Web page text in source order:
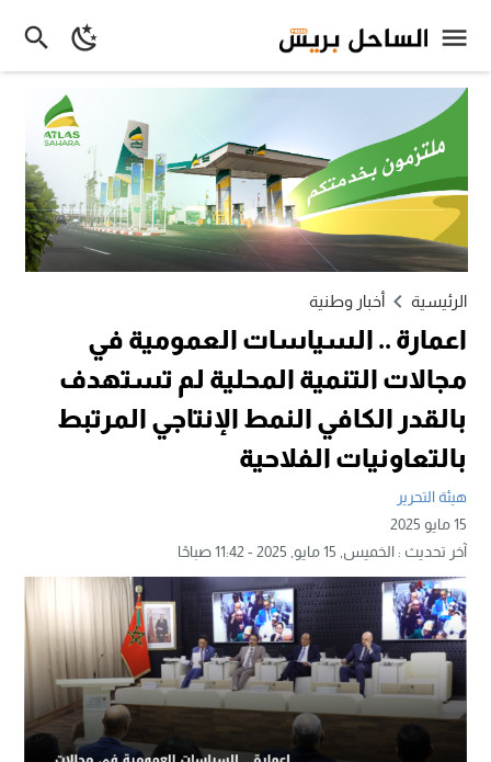
الرئيسية أخبار وطنية
اعمارة .. السياسات العمومية في
مجالات التنمية المحلية لم تستهدف
بالقدر الكافي النمط الإنتاجي المرتبط
بالتعاونيات الفلاحية
هيئة التحرير
15 مايو 2025
آخر تحديث :الخميس, 15 مايو, 2025 - 11:42 صباحًا